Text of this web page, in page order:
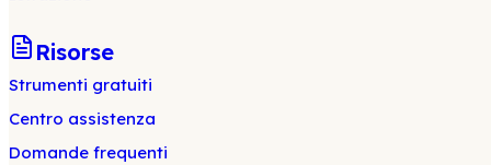
Risorse
Strumenti gratuiti
Centro assistenza
Domande frequenti